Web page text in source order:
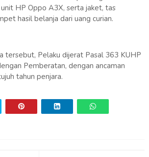
HP Oppo A3X, serta jaket, tas
hasil belanja dari uang curian.
tersebut, Pelaku dijerat Pasal 363 KUHP
Pemberatan, dengan ancaman
tahun penjara.